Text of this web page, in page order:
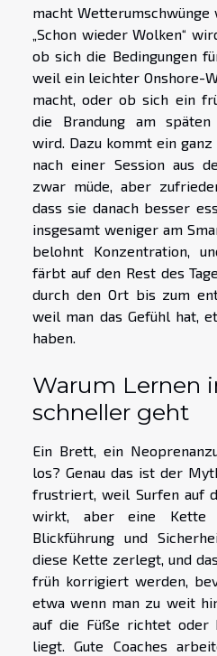
macht
„Schon wieder Wolken“
ob sich die Bedingungen
weil ein leichter Onshore-
macht, oder ob sich ein
die Brandung am späten
wird. Dazu kommt ein
nach einer Session aus
zwar müde, aber
dass sie danach besser
insgesamt weniger am
belohnt Konzentration,
färbt auf den Rest des
durch den Ort bis zum
weil man das Gefühl hat,
haben.
Warum Lernen
schneller geht
Ein Brett, ein
los? Genau das ist der
frustriert, weil Surfen auf
wirkt, aber eine Kette
Blickführung und
diese Kette zerlegt, und
früh korrigiert werden,
etwa wenn man zu weit
auf die Füße richtet oder
liegt. Gute Coaches